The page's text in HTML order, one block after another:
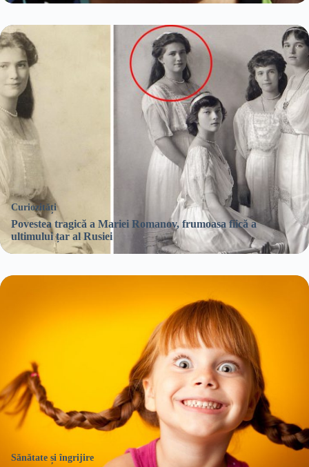
Curiozități
Povestea tragică a Mariei Romanov, frumoasa fiică a
ultimului țar al Rusiei
Sănătate și îngrijire